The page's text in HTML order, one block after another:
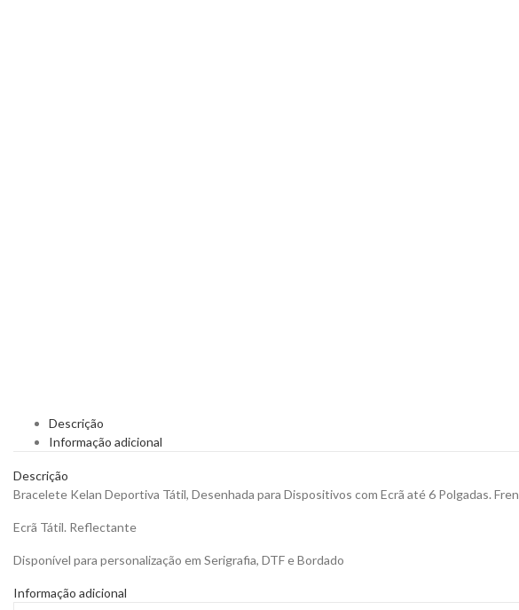
Descrição
Informação adicional
Descrição
Bracelete Kelan Deportiva Tátil, Desenhada para Dispositivos com Ecrã até 6 Polgadas.
Ecrã Tátil. Reflectante
Disponível para personalização em Serigrafia, DTF e Bordado
Informação adicional